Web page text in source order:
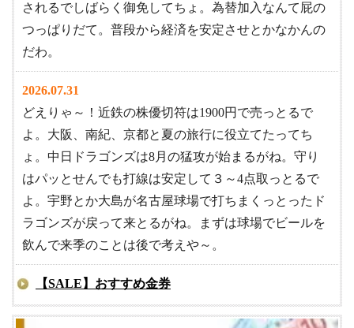
されるでしばらく御免してちょ。為替加入なんて屁の
つっぱりだて。普段から経済を安定させとかなかんの
だわ。
2026.07.31
どえりゃ～！近鉄の株優切符は1900円で売っとるで
よ。大阪、南紀、京都と夏の旅行に役立てたってち
ょ。中日ドラゴンズは8月の猛攻が始まるがね。守り
はパッとせんでも打線は安定して３～4点取っとるで
よ。宇野とか大島が名古屋球場で打ちまくっとったド
ラゴンズが戻って来とるがね。まずは球場でビールを
飲んで来季のことは後で考えや～。
【SALE】おすすめ金券